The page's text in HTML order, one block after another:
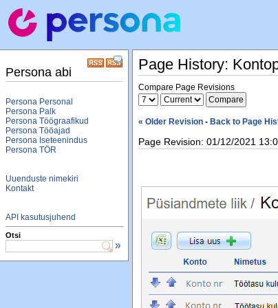
Persona abi
Persona Personal
Persona Palk
Persona Töögraafikud
Persona Tööajad
Persona Iseteenindus
Persona TÖR
Uuenduste nimekiri
Kontakt
API kasutusjuhend
Otsi
»
Page History:
Compare Page Revisions
« Older Revision - Back to Page
Page Revision: 01/12/2021